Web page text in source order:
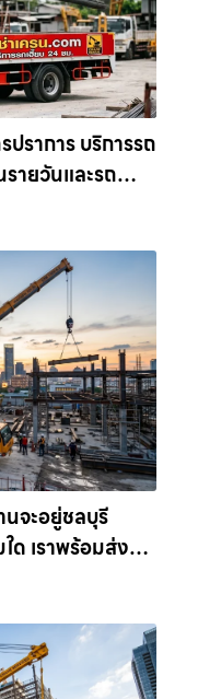
ราการ บริการรถ
ายวันและรถ
นจะอยู่ชลบุรี
ด เราพร้อมส่งรถ